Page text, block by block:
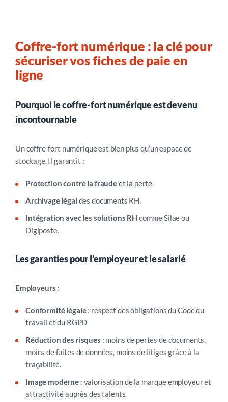
Coffre-fort numérique : la clé pour
sécuriser vos fiches de paie en
ligne
Pourquoi le coffre-fort numérique est devenu
incontournable
Un coffre-fort numérique est bien plus qu’un espace de
stockage. Il garantit :
Protection contre la fraudeet la perte.
Archivage légal des documents RH.
Intégration avec les solutions RHcomme Silae ou
Digiposte.
Les garanties pour l’employeur et le salarié
Employeurs :
Conformité légale: respect des obligations du Code du
travail et du RGPD
Réduction des risques : moins de pertes de documents,
moins de fuites de données, moins de litiges grâce à la
traçabilité.
Image moderne : valorisation de la marque employeur et
attractivité auprès des talents.